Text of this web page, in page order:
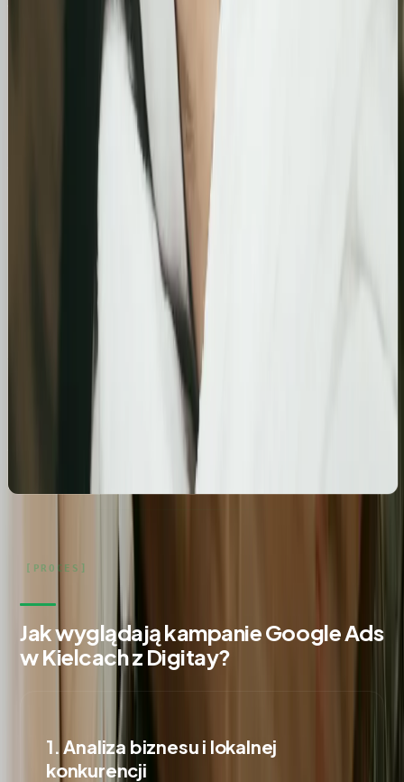
technicznych i treściowych.
Optymalizacja wizytówki Google i pozycjonowanie
lokalne salonu Bling&Bliss
Szczegółowa optymalizacja wizytówki Google
Business Profile dla gabinetu piercingu i zabiegów
estetycznych z ukierunkowaniem na kluczowe frazy
Profesjonalny profil Google i pozycjonowanie lokalne
salonu kosmetologicznego
Zbudowanie i optymalizacja wizytówki Google dla
gabinetu kosmetologicznego Rosanna. Pełne
wdrożenie wizytówki, spójność NAP oraz integracja z
profilami społecznościowymi i stroną www.
Jak wyglądają kampanie Google Ads
w Kielcach z Digitay?
1. Analiza biznesu i lokalnej
konkurencji